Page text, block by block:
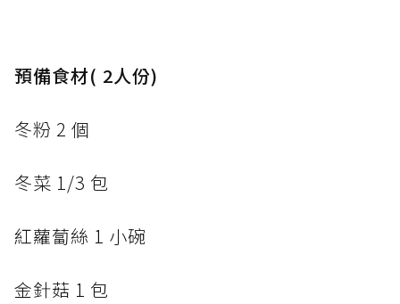
預備食材( 2人份)
冬粉 2 個
冬菜 1/3 包
紅蘿蔔絲 1 小碗
金針菇 1 包